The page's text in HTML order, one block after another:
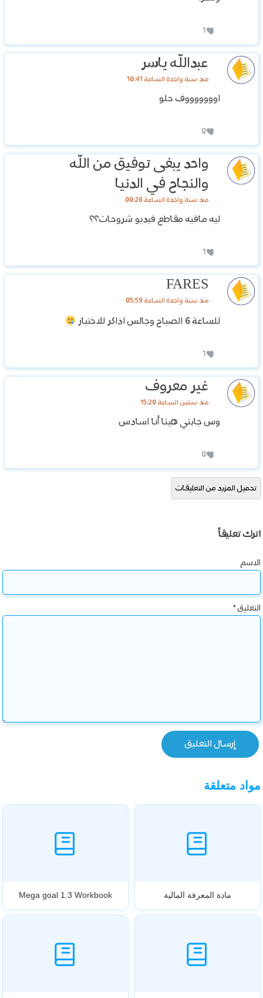
1
عبدالله ياسر
منذ سنة واحدة الساعة 10:41
اوووووووف حلو
0
واحد يبغى توفيق من الله
والنجاح في الدنيا
منذ سنة واحدة الساعة 00:28
ليه مافيه مقاطع فيديو شروحات؟؟
1
FARES
منذ سنة واحدة الساعة 05:59
للساعة 6 الصباح وجالس اذاكر للاختبار
1
غير معروف
منذ سنتين الساعة 15:20
وس جابني هينا أنا اسادس
0
تحميل المزيد من التعليقات
اترك تعليقاً
الاسم
التعليق*
مواد متعلقة
مادة المعرفة المالية Mega goal 1.3 Workbook